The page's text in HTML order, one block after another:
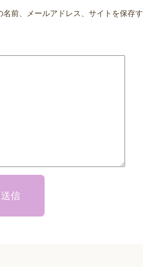
前、メールアドレス、サイトを保存す
信